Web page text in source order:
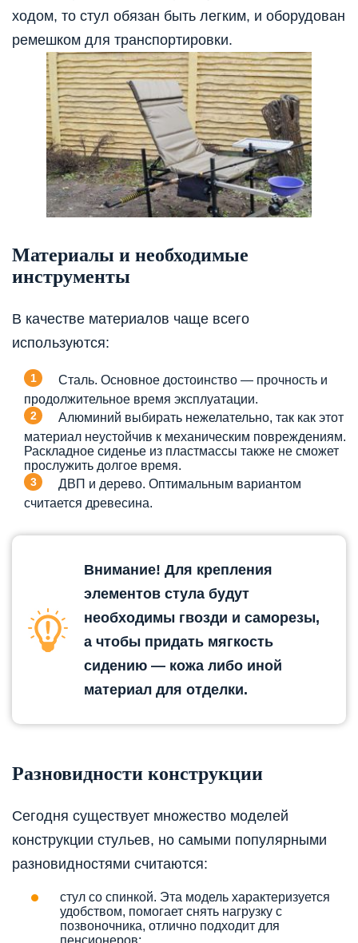
ходом, то стул обязан быть легким, и оборудован
ремешком для транспортировки.
Материалы и необходимые
инструменты
В качестве материалов чаще всего
используются:
Сталь. Основное достоинство — прочность и
продолжительное время эксплуатации.
Алюминий выбирать нежелательно, так как этот
материал неустойчив к механическим повреждениям.
Раскладное сиденье из пластмассы также не сможет
прослужить долгое время.
ДВП и дерево. Оптимальным вариантом
считается древесина.
Внимание! Для крепления
элементов стула будут
необходимы гвозди и саморезы,
а чтобы придать мягкость
сидению — кожа либо иной
материал для отделки.
Разновидности конструкции
Сегодня существует множество моделей
конструкции стульев, но самыми популярными
разновидностями считаются:
стул со спинкой. Эта модель характеризуется
удобством, помогает снять нагрузку с
позвоночника, отлично подходит для